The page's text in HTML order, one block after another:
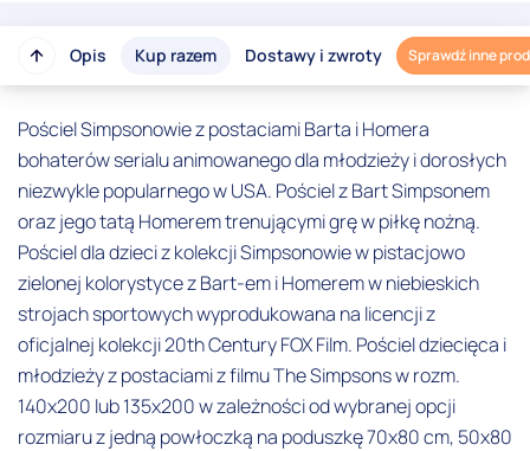
Opis Kup razem Dostawy i zwroty Sprawdź inne
Pościel Simpsonowie z postaciami Barta i Homera
bohaterów serialu animowanego dla młodzieży i dorosłych
niezwykle popularnego w USA. Pościel z Bart Simpsonem
oraz jego tatą Homerem trenującymi grę w piłkę nożną.
Pościel dla dzieci z kolekcji Simpsonowie w pistacjowo
zielonej kolorystyce z Bart-em i Homerem w niebieskich
strojach sportowych wyprodukowana na licencji z
oficjalnej kolekcji 20th Century FOX Film. Pościel dziecięca i
młodzieży z postaciami z filmu The Simpsons w rozm.
140x200 lub 135x200 w zależności od wybranej opcji
rozmiaru z jedną powłoczką na poduszkę 70x80 cm, 50x80